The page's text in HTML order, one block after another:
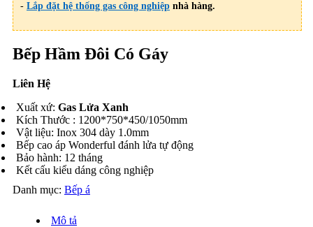
- Lắp đặt hệ thống gas công nghiệp nhà hàng.
Bếp Hầm Đôi Có Gáy
Liên Hệ
Xuất xứ: Gas Lửa Xanh
Kích Thước : 1200*750*450/1050mm
Vật liệu: Inox 304 dày 1.0mm
Bếp cao áp Wonderful đánh lửa tự động
Bảo hành: 12 tháng
Kết cấu kiểu dáng công nghiệp
Danh mục: Bếp á
Mô tả